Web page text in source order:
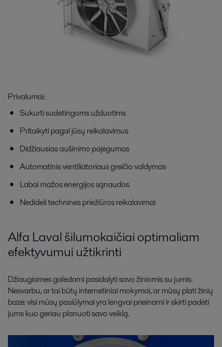
Privalumai:
Sukurti sudėtingoms užduotims
Pritaikyti pagal jūsų reikalavimus
Didžiausias aušinimo pajėgumas
Automatinis ventiliatoriaus greičio valdymas
Labai mažos energijos sąnaudos
Nedideli techninės priežiūros reikalavimai
Alfa Laval šilumokaičiai optimaliam
efektyvumui užtikrinti
Džiaugiamės galėdami pasidalyti savo žiniomis su jumis.
Nesvarbu, ar tai būtų internetiniai mokymai, ar mūsų plati žinių
bazė: visi mūsų pasiūlymai yra lengvai prieinami ir skirti padėti
jums kuo geriau planuoti savo veiklą.